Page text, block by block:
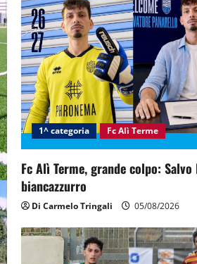
g
a
t
i
o
n
1^ categoria Fc Alì Terme
Fc Alì Terme, grande colpo: Salvo
biancazzurro
Di Carmelo Tringali 05/08/2026